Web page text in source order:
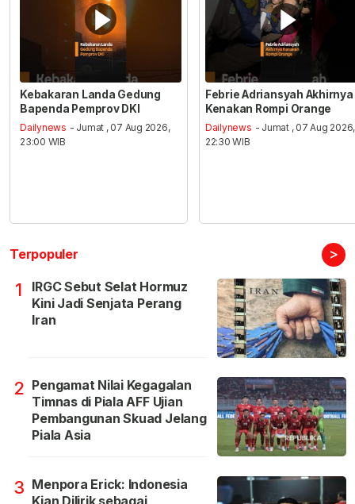
Kebakaran Landa Gedung
Bapenda Pemprov DKI
Dailynews - Jumat , 07 Aug 2026,
23:00 WIB
Febrie Adriansyah Akhirnya
Kenakan Rompi Orange
Dailynews - Jumat , 07 Aug 2026,
22:30 WIB
Terpopuler >
1
IRGC Sebut Selat Hormuz
Kini Jadi Senjata Perang
Iran
2 Pengamat Nilai Kegagalan
Timnas di Piala AFF Ujian
Pembangunan Skuad Jelang
Piala Asia
3 Menpora Erick: Indonesia
Kian Dilirik sebagai